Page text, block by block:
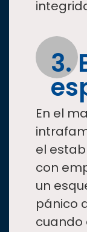
3.
En el
el
con
un
pánico
cuando